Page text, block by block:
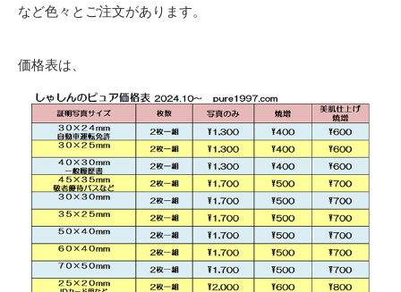
など色々とご注文があります。
価格表は、